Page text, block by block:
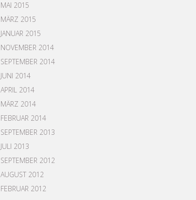
MAI 2015
MÄRZ 2015
JANUAR 2015
NOVEMBER 2014
SEPTEMBER 2014
JUNI 2014
APRIL 2014
MÄRZ 2014
FEBRUAR 2014
SEPTEMBER 2013
JULI 2013
SEPTEMBER 2012
AUGUST 2012
FEBRUAR 2012